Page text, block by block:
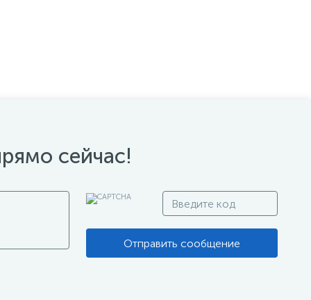
сейчас!
Отправить сообщение